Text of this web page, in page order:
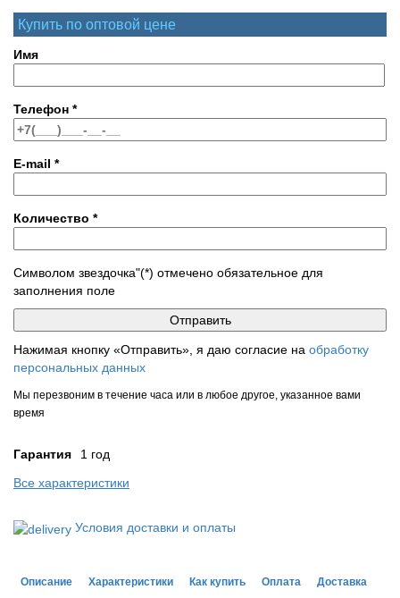
Купить по оптовой цене
Имя
Телефон *
E-mail *
Количество *
Символом звездочка"(*) отмечено обязательное для
заполнения поле
Нажимая кнопку «Отправить», я даю согласие на обработку
персональных данных
Мы перезвоним в течение часа или в любое другое, указанное вами
время
Гарантия
1 год
Все характеристики
Условия доставки и оплаты
Описание Характеристики Как купить Оплата Доставка